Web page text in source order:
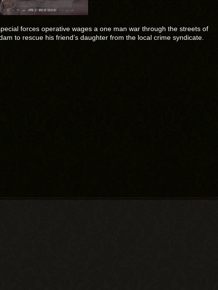
forces operative wages a one man war through the streets of
to rescue his friend’s daughter from the local crime syndicate.